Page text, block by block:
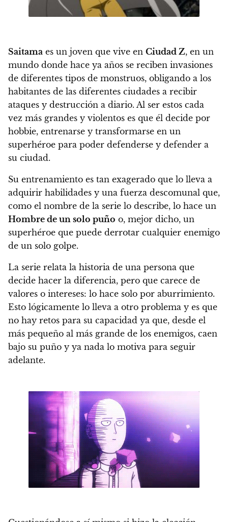
Saitama es un joven que vive en Ciudad Z, en un
mundo donde hace ya años se reciben invasiones
de diferentes tipos de monstruos, obligando a los
habitantes de las diferentes ciudades a recibir
ataques y destrucción a diario. Al ser estos cada
vez más grandes y violentos es que él decide por
hobbie, entrenarse y transformarse en un
superhéroe para poder defenderse y defender a
su ciudad.
Su entrenamiento es tan exagerado que lo lleva a
adquirir habilidades y una fuerza descomunal que,
como el nombre de la serie lo describe, lo hace un
Hombre de un solo puño o, mejor dicho, un
superhéroe que puede derrotar cualquier enemigo
de un solo golpe.
La serie relata la historia de una persona que
decide hacer la diferencia, pero que carece de
valores o intereses: lo hace solo por aburrimiento.
Esto lógicamente lo lleva a otro problema y es que
no hay retos para su capacidad ya que, desde el
más pequeño al más grande de los enemigos, caen
bajo su puño y ya nada lo motiva para seguir
adelante.